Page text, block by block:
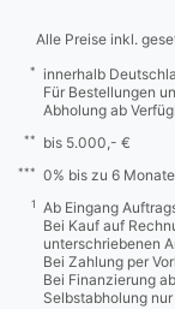
Alle Preise inkl.
*
innerhalb
Für Bestellungen
Abholung ab
** bis 5.000,- €
*** 0% bis zu 6
1
Ab Eingang
Bei Kauf auf
unterschriebenen
Bei Zahlung per
Bei Finanzierung
Selbstabholung